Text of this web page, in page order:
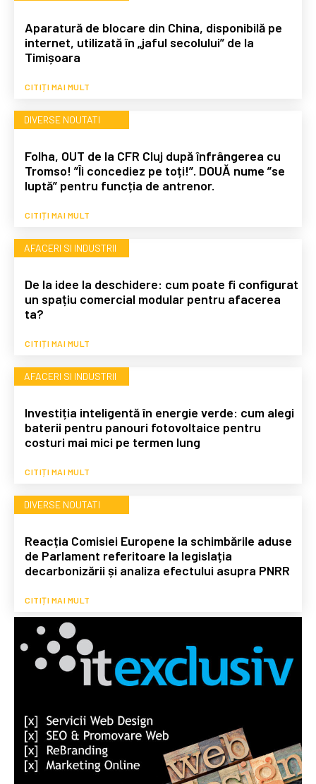
Aparatură de blocare din China, disponibilă pe
internet, utilizată în „jaful secolului” de la
Timișoara
CITIȚI MAI MULT
DIVERSE NOUTATI
Folha, OUT de la CFR Cluj după înfrângerea cu
Tromso! ”Îi concediez pe toți!”. DOUĂ nume ”se
luptă” pentru funcția de antrenor.
CITIȚI MAI MULT
AFACERI SI INDUSTRII
De la idee la deschidere: cum poate fi configurat
un spațiu comercial modular pentru afacerea
ta?
CITIȚI MAI MULT
AFACERI SI INDUSTRII
Investiția inteligentă în energie verde: cum alegi
baterii pentru panouri fotovoltaice pentru
costuri mai mici pe termen lung
CITIȚI MAI MULT
DIVERSE NOUTATI
Reacția Comisiei Europene la schimbările aduse
de Parlament referitoare la legislația
decarbonizării și analiza efectului asupra PNRR
CITIȚI MAI MULT